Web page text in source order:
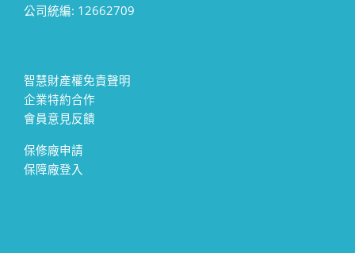
公司統編: 12662709
智慧財產權免責聲明
企業特約合作
會員意見反饋
保修廠申請
保障廠登入